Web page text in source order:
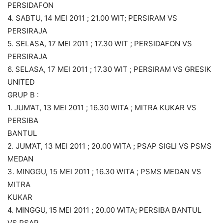
PERSIDAFON
4. SABTU, 14 MEI 2011 ; 21.00 WIT; PERSIRAM VS
PERSIRAJA
5. SELASA, 17 MEI 2011 ; 17.30 WIT ; PERSIDAFON VS
PERSIRAJA
6. SELASA, 17 MEI 2011 ; 17.30 WIT ; PERSIRAM VS GRESIK
UNITED
GRUP B :
1. JUM’AT, 13 MEI 2011 ; 16.30 WITA ; MITRA KUKAR VS
PERSIBA
BANTUL
2. JUM’AT, 13 MEI 2011 ; 20.00 WITA ; PSAP SIGLI VS PSMS
MEDAN
3. MINGGU, 15 MEI 2011 ; 16.30 WITA ; PSMS MEDAN VS
MITRA
KUKAR
4. MINGGU, 15 MEI 2011 ; 20.00 WITA; PERSIBA BANTUL